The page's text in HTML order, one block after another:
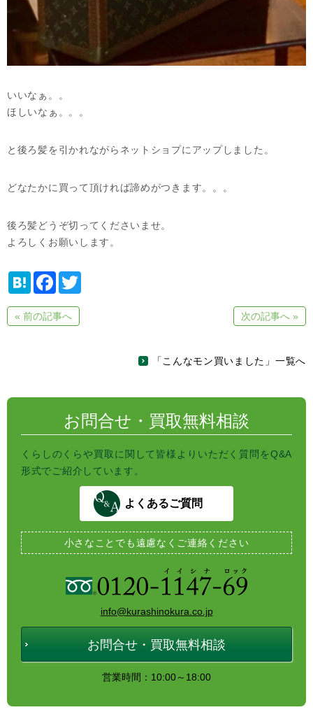
いいなぁ。。
ほしいなぁ。。。
と後ろ髪を引かれながらネットショプにアップしました。
どなたかに買って頂ければ諦めがつきます。。。
後ろ髪どうぞ切ってくださいませ。
よろしくお願いします。
H
e
n
F
e
b
« 前の記事へ 次の記事へ »
「こんなモン買いました」一覧へ
お問合せ・買取無料相談
くらしのくらや買取に関して皆様よりいただく質問をQ&A
形式でご紹介しています。
よくあるご質問
小さなことでも遠慮なくご連絡ください
info@kurashinokura.co.jp
お問合せ・買取無料相談
営業時間：10:00～18:00